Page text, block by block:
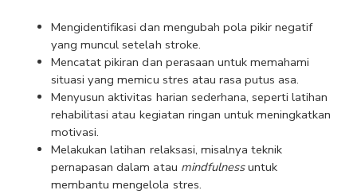
Mengidentifikasi dan mengubah pola pikir negatif
yang muncul setelah stroke.
Mencatat pikiran dan perasaan untuk memahami
situasi yang memicu stres atau rasa putus asa.
Menyusun aktivitas harian sederhana, seperti latihan
rehabilitasi atau kegiatan ringan untuk meningkatkan
motivasi.
Melakukan latihan relaksasi, misalnya teknik
pernapasan dalam atau mindfulness untuk
membantu mengelola stres.